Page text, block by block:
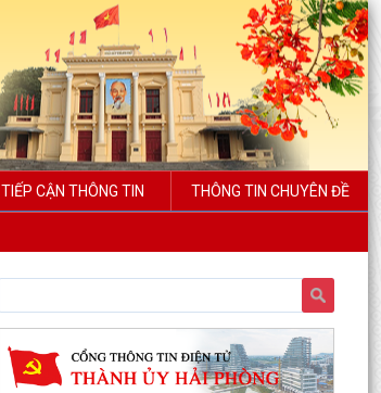
TIẾP CẬN THÔNG TIN THÔNG TIN CHUYÊN ĐỀ